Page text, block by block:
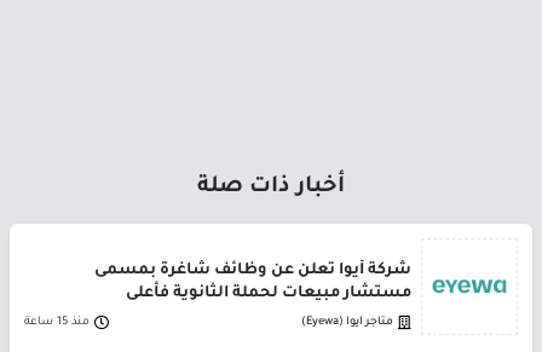
أخبار ذات صلة
شركة أيوا تعلن عن وظائف شاغرة بمسمى
مستشار مبيعات لحملة الثانوية فأعلى
متاجر ايوا (Eyewa) منذ 15 ساعة